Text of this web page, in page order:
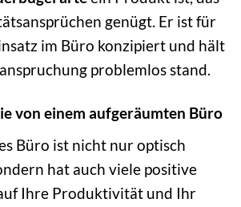
genügt. Er ist für
im Büro konzipiert und hält
problemlos stand.
von einem aufgeräumten Büro
Büro ist nicht nur optisch
hat auch viele positive
Ihre Produktivität und Ihr